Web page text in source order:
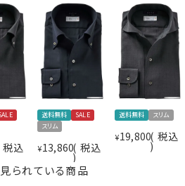
がミックスされて、強力な防し
るのではなく、ウール特性で
細菌の増殖を抑制し、におい
。
とのない効果だと思いますが、
この効果は絶大です。
性を持っているので、汚れ
す。
フス
45･4L-47cm
・LL-90cm
身
た上ご家庭洗濯を推奨（クリ
下さい）
税込
送料無料
SALE
スリム
¥13,860 税込
送料無料 スリム
¥19,800 税込
られている商品